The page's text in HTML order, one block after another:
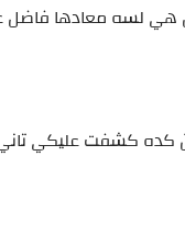
لسه معادها فاضل
كده كشفت عليكي